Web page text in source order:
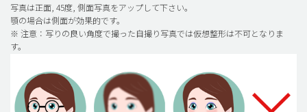
料金一覧
ご相談のお問い合わせ
写真は正面, 45度, 側面写真をアップして下さい。
顎の場合は側面が効果的です。
※ 注意：写りの良い角度で撮った自撮り写真では仮想整形は不可となりま
す。